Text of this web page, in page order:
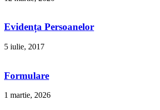
Evidența Persoanelor
5 iulie, 2017
Formulare
1 martie, 2026